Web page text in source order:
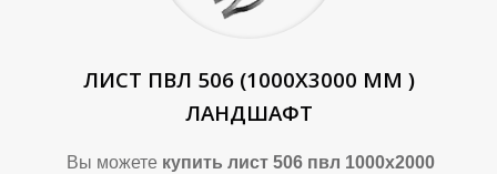
ЛИСТ ПВЛ 506 (1000Х3000 ММ )
ЛАНДШАФТ
Вы можете купить лист 506 пвл 1000х2000